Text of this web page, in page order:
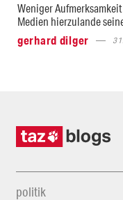
Weniger
Medien hierzulande
gerhard dilger
politik